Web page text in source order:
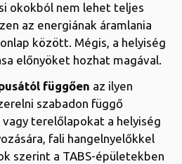
okokból nem lehet teljes
az energiának áramlania
között. Mégis, a helyiség
előnyöket hozhat magával.
függően az ilyen
szabadon függő
terelőlapokat a helyiség
fali hangelnyelőkkel
szerint a TABS-épületekben